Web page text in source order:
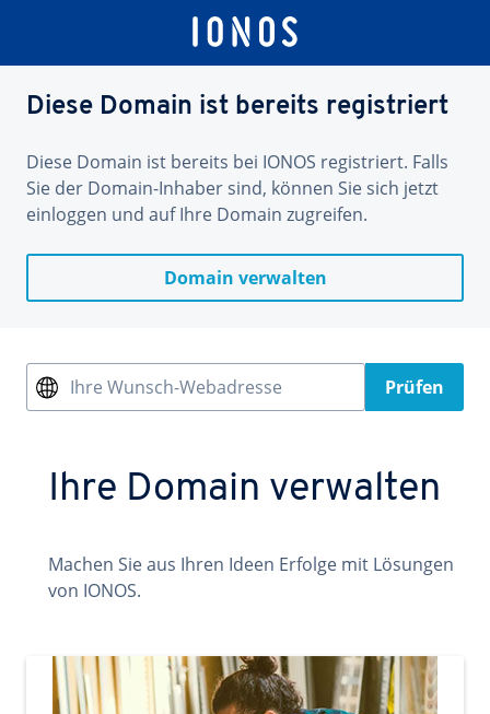
Diese Domain ist bereits registriert
Diese Domain ist bereits bei IONOS registriert. Falls
Sie der Domain-Inhaber sind, können Sie sich jetzt
einloggen und auf Ihre Domain zugreifen.
Domain verwalten
Ihre Wunsch-Webadresse Prüfen
Ihre Domain verwalten
Machen Sie aus Ihren Ideen Erfolge mit Lösungen
von IONOS.